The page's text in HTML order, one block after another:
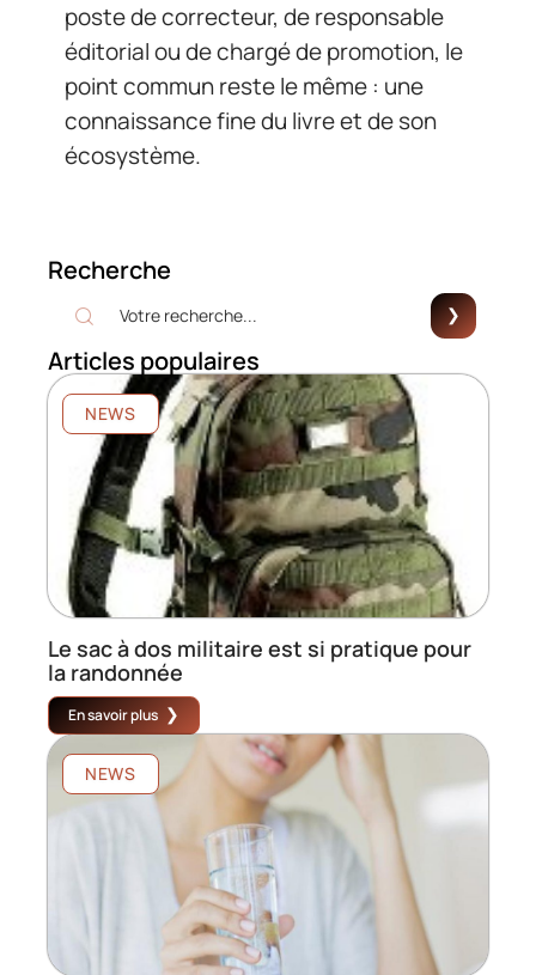
poste de correcteur, de responsable
éditorial ou de chargé de promotion, le
point commun reste le même : une
connaissance fine du livre et de son
écosystème.
Recherche
Articles populaires
NEWS
Le sac à dos militaire est si pratique pour
la randonnée
En savoir plus
NEWS